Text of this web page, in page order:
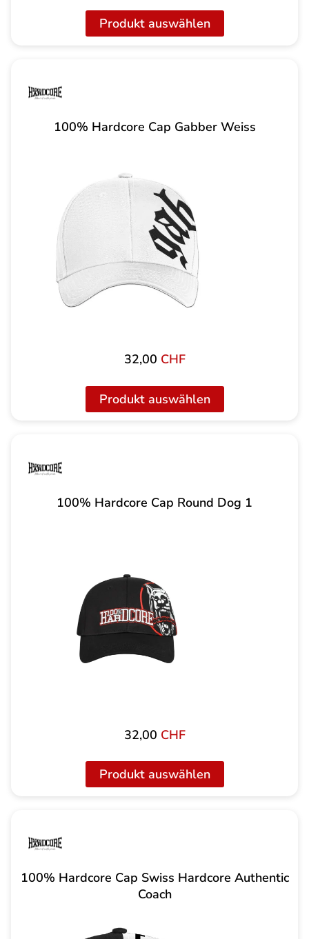
Produkt auswählen
100% Hardcore Cap Gabber Weiss
32,00 CHF
Produkt auswählen
100% Hardcore Cap Round Dog 1
32,00 CHF
Produkt auswählen
100% Hardcore Cap Swiss Hardcore Authentic
Coach